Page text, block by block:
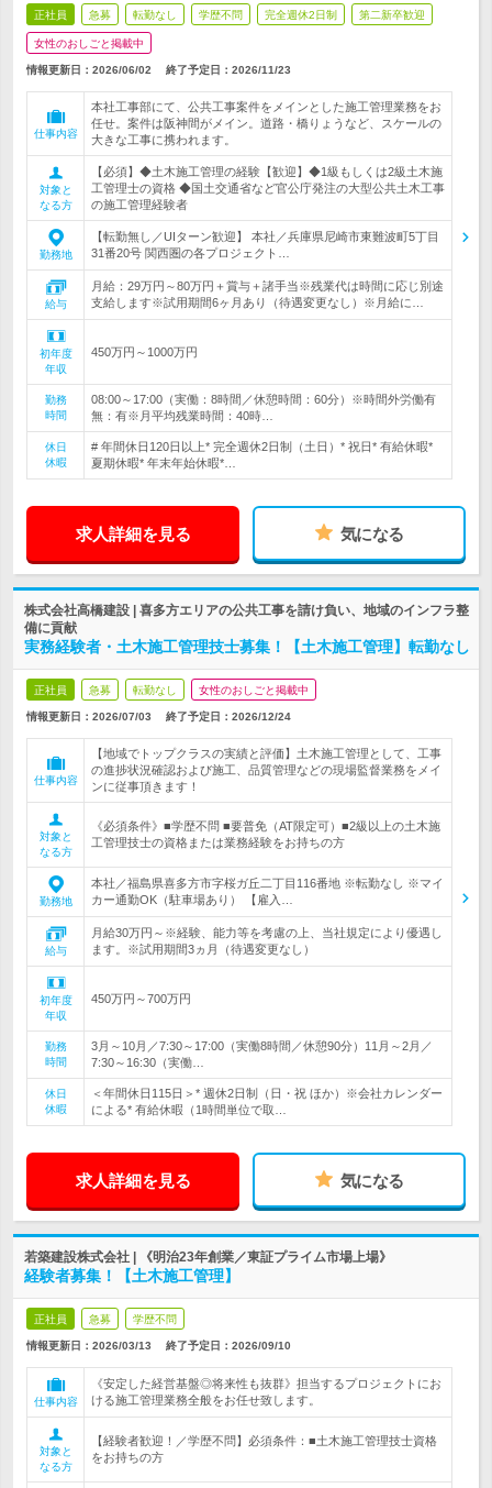
正社員 急募 転勤なし 学歴不問 完全週休2日制 第二新卒歓迎
女性のおしごと掲載中
情報更新日：2026/06/02 終了予定日： 2026/11/23
仕事内容
本社工事部にて、公共工事案件をメインとした施工管理業務をお
任せ。案件は阪神間がメイン。道路・橋りょうなど、スケールの
大きな工事に携われます。
対象と
なる方
【必須】◆土木施工管理の経験【歓迎】◆1級もしくは2級土木施
工管理士の資格 ◆国土交通省など官公庁発注の大型公共土木工事
の施工管理経験者
勤務地
【転勤無し／UIターン歓迎】 本社／兵庫県尼崎市東難波町5丁目
31番20号 関西圏の各プロジェクト…
給与
月給：29万円～80万円＋賞与＋諸手当※残業代は時間に応じ別途
支給します※試用期間6ヶ月あり（待遇変更なし）※月給に…
初年度
年収
450万円～1000万円
勤務
時間
08:00～17:00（実働：8時間／休憩時間：60分）※時間外労働有
無：有※月平均残業時間：40時…
休日
休暇
# 年間休日120日以上* 完全週休2日制（土日）* 祝日* 有給休暇*
夏期休暇* 年末年始休暇*…
求人詳細を見る 気になる
株式会社高橋建設 | 喜多方エリアの公共工事を請け負い、地域のインフラ整
備に貢献
実務経験者・土木施工管理技士募集！【土木施工管理】転勤なし
正社員 急募 転勤なし 女性のおしごと掲載中
情報更新日：2026/07/03 終了予定日： 2026/12/24
仕事内容
【地域でトップクラスの実績と評価】土木施工管理として、工事
の進捗状況確認および施工、品質管理などの現場監督業務をメイ
ンに従事頂きます！
対象と
なる方
《必須条件》■学歴不問 ■要普免（AT限定可）■2級以上の土木施
工管理技士の資格または業務経験をお持ちの方
勤務地
本社／福島県喜多方市字桜ガ丘二丁目116番地 ※転勤なし ※マイ
カー通勤OK（駐車場あり） 【雇入…
給与
月給30万円～※経験、能力等を考慮の上、当社規定により優遇し
ます。※試用期間3ヵ月（待遇変更なし）
初年度
年収
450万円～700万円
勤務
時間
3月～10月／7:30～17:00（実働8時間／休憩90分）11月～2月／
7:30～16:30（実働…
休日
休暇
＜年間休日115日＞* 週休2日制（日・祝 ほか）※会社カレンダー
による* 有給休暇（1時間単位で取…
求人詳細を見る 気になる
若築建設株式会社 | 《明治23年創業／東証プライム市場上場》
経験者募集！【土木施工管理】
正社員 急募 学歴不問
情報更新日：2026/03/13 終了予定日： 2026/09/10
仕事内容
《安定した経営基盤◎将来性も抜群》担当するプロジェクトにお
ける施工管理業務全般をお任せ致します。
対象と
なる方
【経験者歓迎！／学歴不問】必須条件：■土木施工管理技士資格
をお持ちの方